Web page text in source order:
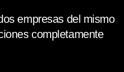
empresas del mismo
completamente